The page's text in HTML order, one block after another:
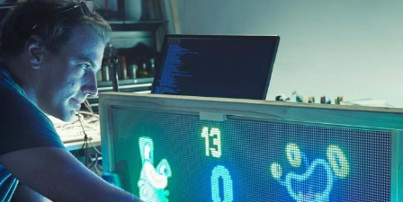
Écoresponsabilité événementielle
Fournisseurs